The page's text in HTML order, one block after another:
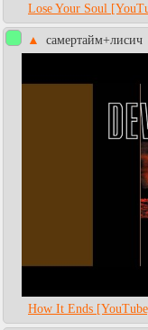
Lose Your Soul
▲ самертайм+лисич
How It Ends